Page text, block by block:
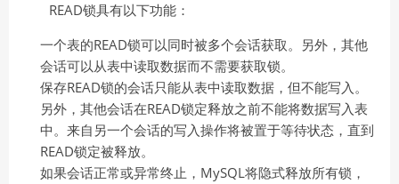
READ锁具有以下功能：
一个表的READ锁可以同时被多个会话获取。另外，其他
会话可以从表中读取数据而不需要获取锁。
保存READ锁的会话只能从表中读取数据，但不能写入。
另外，其他会话在READ锁定释放之前不能将数据写入表
中。来自另一个会话的写入操作将被置于等待状态，直到
READ锁定被释放。
如果会话正常或异常终止，MySQL将隐式释放所有锁，